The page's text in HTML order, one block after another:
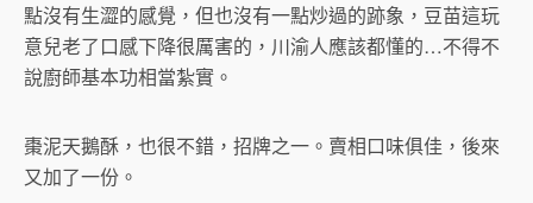
點沒有生澀的感覺，但也沒有一點炒過的跡象，豆苗這玩
意兒老了口感下降很厲害的，川渝人應該都懂的…不得不
說廚師基本功相當紮實。
棗泥天鵝酥，也很不錯，招牌之一。賣相口味俱佳，後來
又加了一份。